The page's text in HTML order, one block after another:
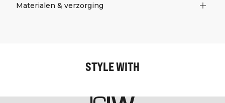
Materialen & verzorging
STYLE WITH